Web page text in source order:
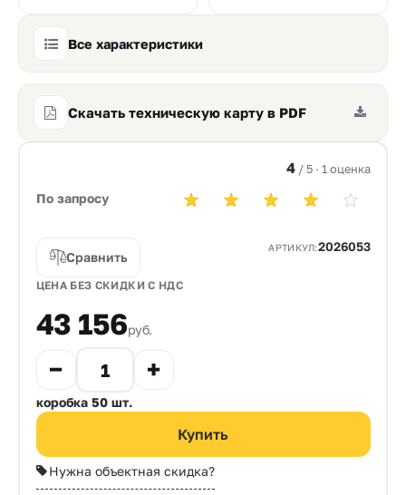
Все характеристики
Скачать техническую карту в PDF
По запросу
4 / 5 · 1 оценка
Сравнить
АРТИКУЛ:2026053
ЦЕНА БЕЗ СКИДКИ С НДС
43 156руб.
коробка 50 шт.
Нужна объектная скидка?